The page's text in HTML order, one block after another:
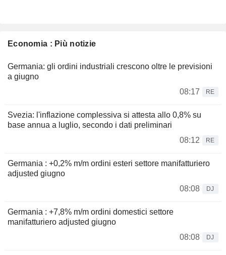
Economia : Più notizie
Germania: gli ordini industriali crescono oltre le previsioni
a giugno
08:17
RE
Svezia: l'inflazione complessiva si attesta allo 0,8% su
base annua a luglio, secondo i dati preliminari
08:12
RE
Germania : +0,2% m/m ordini esteri settore manifatturiero
adjusted giugno
08:08
DJ
Germania : +7,8% m/m ordini domestici settore
manifatturiero adjusted giugno
08:08
DJ